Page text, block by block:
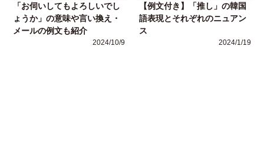
「お伺いしてもよろしいでし
ょうか」の意味や言い換え・
メールの例文も紹介
2024/10/9
【例文付き】「推し」の韓国
語表現とそれぞれのニュアン
ス
2024/1/19